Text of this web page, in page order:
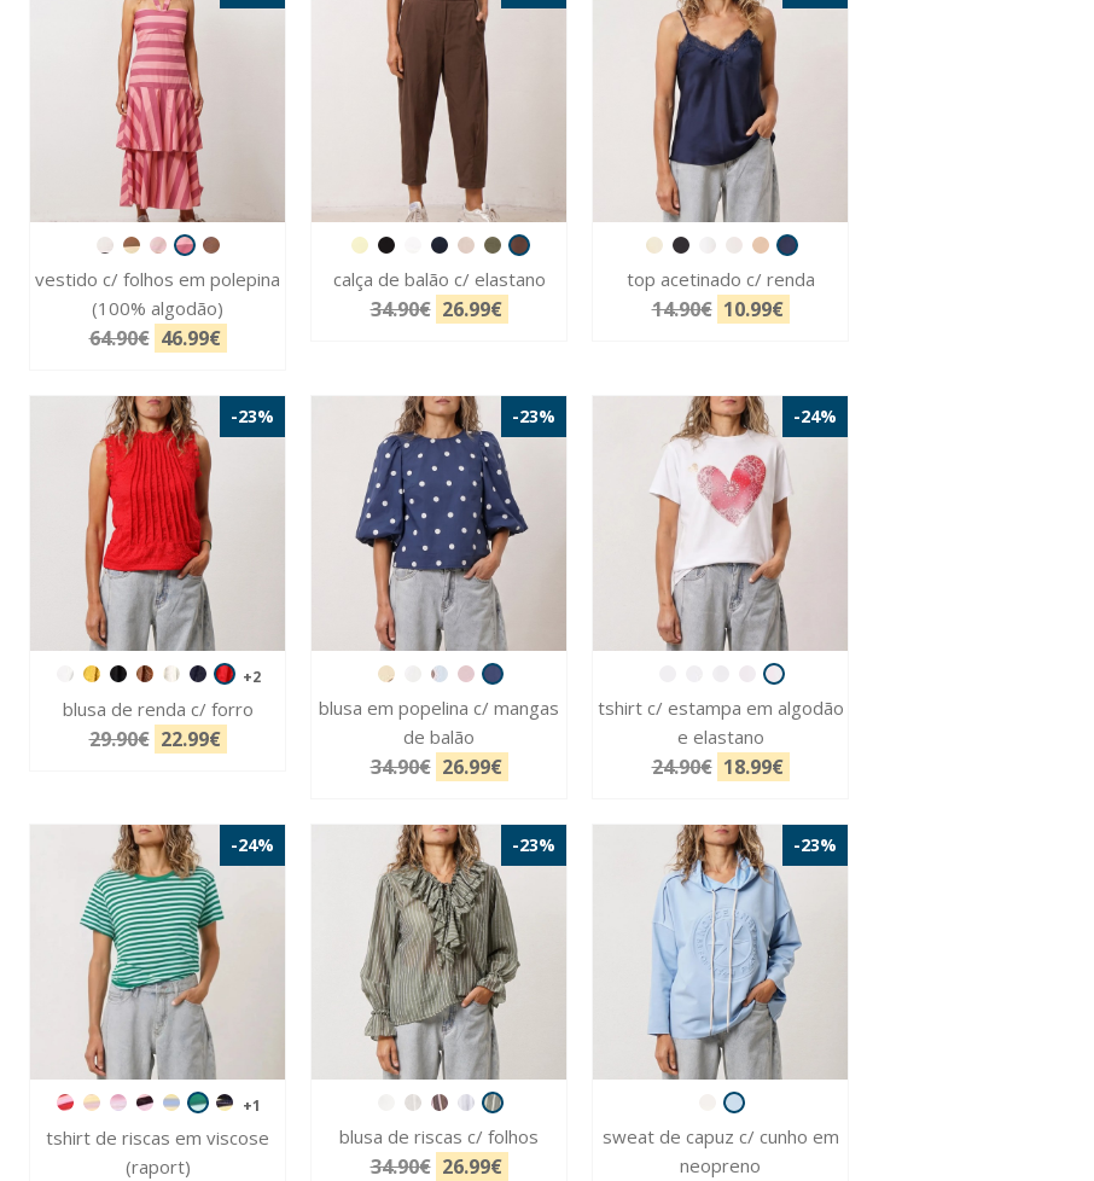
vestido c/ folhos em polepina
(100% algodão)
64.90€ 46.99€
calça de balão c/ elastano
34.90€ 26.99€
top acetinado c/ renda
14.90€ 10.99€
-23%
+2
blusa de renda c/ forro
29.90€ 22.99€
-23%
blusa em popelina c/ mangas
de balão
34.90€ 26.99€
-24%
tshirt c/ estampa em algodão
e elastano
24.90€ 18.99€
-24%
+1
tshirt de riscas em viscose
(raport)
-23%
blusa de riscas c/ folhos
34.90€ 26.99€
-23%
sweat de capuz c/ cunho em
neopreno